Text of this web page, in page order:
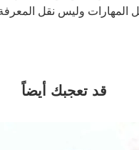
المهارات وليس نقل
قد تعجبك أيضاً